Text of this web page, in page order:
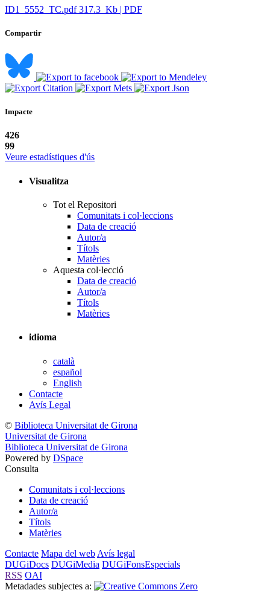
ID1_5552_TC.pdf 317.3 Kb | PDF
Compartir
Impacte
426
99
Veure estadístiques d'ús
Visualitza
Tot el Repositori
Comunitats i col·leccions
Data de creació
Autor/a
Títols
Matèries
Aquesta col·lecció
Data de creació
Autor/a
Títols
Matèries
idioma
català
español
English
Contacte
Avís Legal
© Biblioteca Universitat de Girona
Universitat de Girona
Biblioteca Universitat de Girona
Powered by DSpace
Consulta
Comunitats i col·leccions
Data de creació
Autor/a
Títols
Matèries
Contacte Mapa del web Avís legal
DUGiDocs DUGiMedia DUGiFonsEspecials
RSS OAI
Metadades subjectes a: